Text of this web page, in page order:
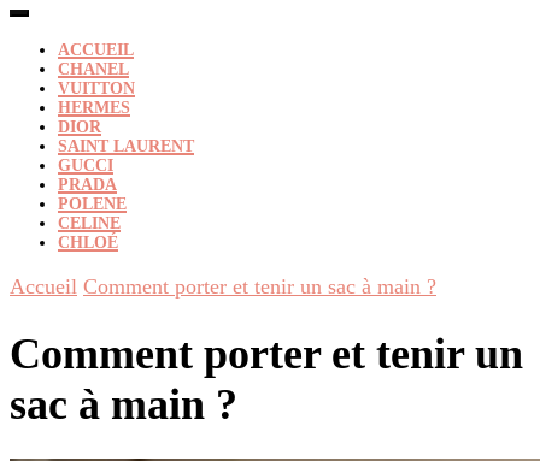
ACCUEIL
CHANEL
VUITTON
HERMES
DIOR
SAINT LAURENT
GUCCI
PRADA
POLENE
CELINE
CHLOÉ
Accueil Comment porter et tenir un sac à main ?
Comment porter et tenir un
sac à main ?